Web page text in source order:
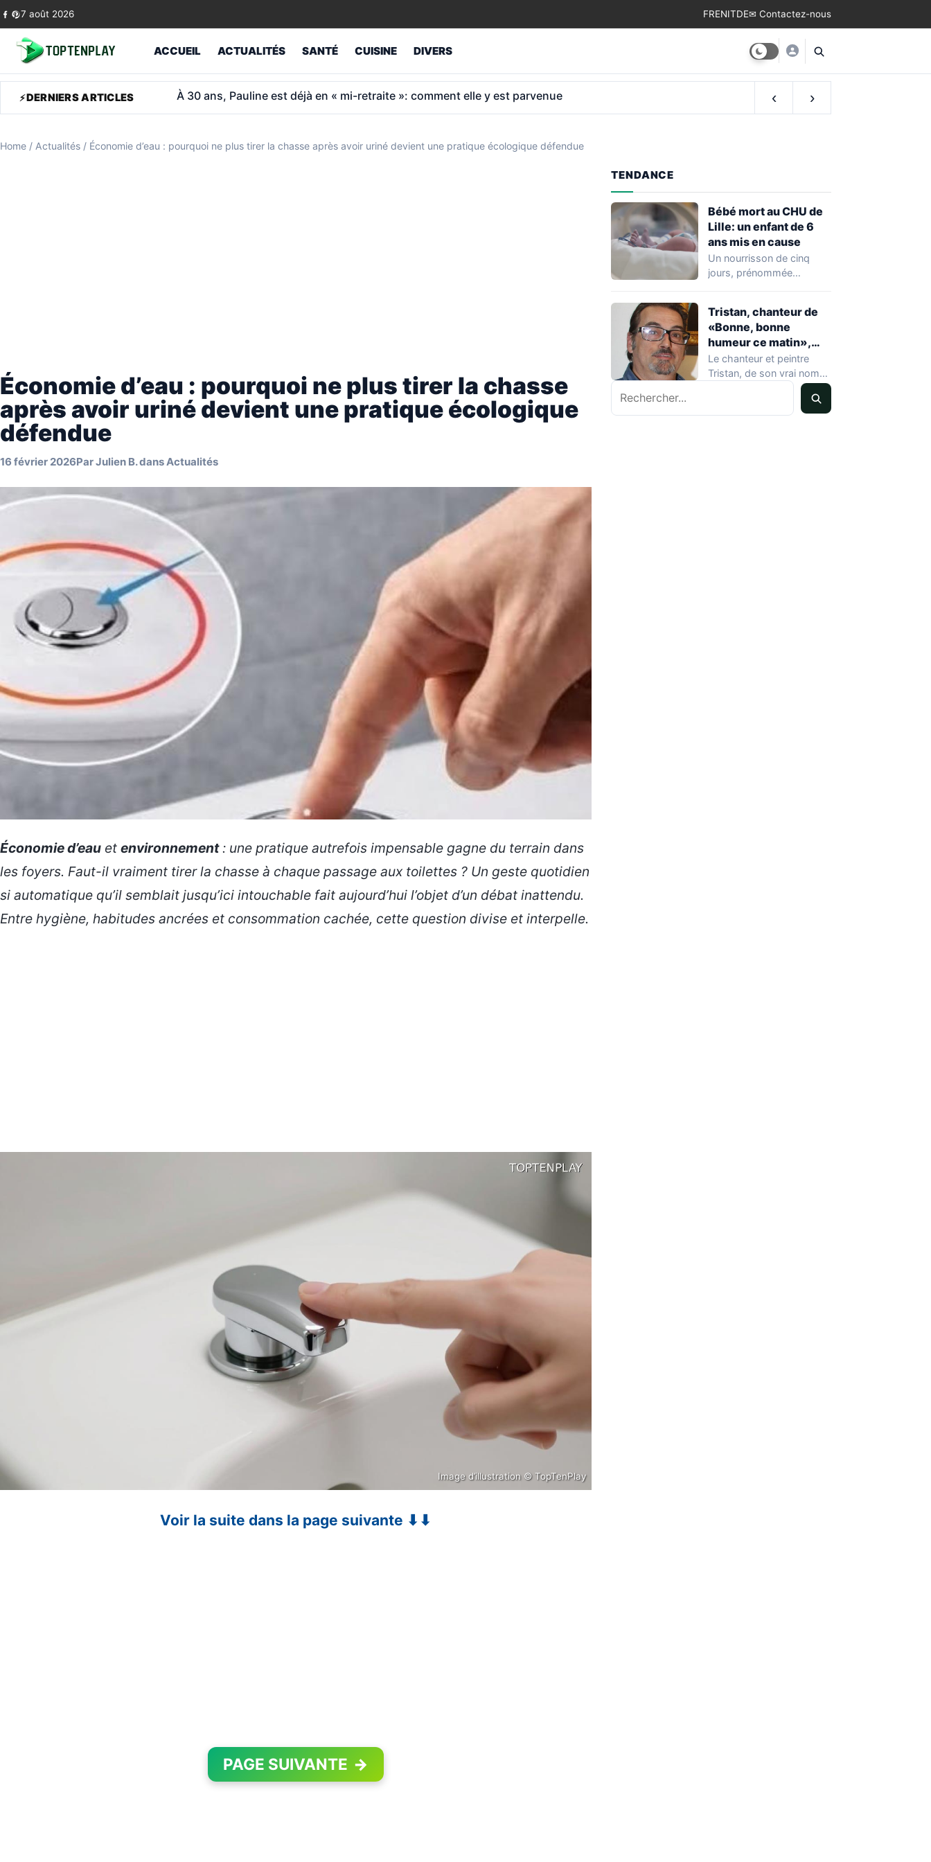
Skip to content
7 août 2026 FRENITDE✉ Contactez-nous
ACCUEIL ACTUALITÉS SANTÉ CUISINE DIVERS
DERNIERS ARTICLES Médecin généraliste libéral: 2 966 € de retraite à 65 ans après 40 ans ‹ ›
Home / Actualités / Économie d’eau : pourquoi ne plus tirer la chasse après avoir uriné devient une pratique écologique défendue
Économie d’eau : pourquoi ne plus tirer la chasse
après avoir uriné devient une pratique écologique
défendue
16 février 2026ParJulien B.dansActualités
Économie d’eau et environnement: une pratique autrefois impensable gagne du terrain dans
les foyers. Faut-il vraiment tirer la chasse à chaque passage aux toilettes ? Un geste quotidien
si automatique qu’il semblait jusqu’ici intouchable fait aujourd’hui l’objet d’un débat inattendu.
Entre hygiène, habitudes ancrées et consommation cachée, cette question divise et interpelle.
Image d’illustration © TopTenPlay
Voir la suite dans la page suivante ⬇⬇
PAGE SUIVANTE →
TENDANCE
Bébé mort au CHU de
Lille: un enfant de 6
ans mis en cause
Un nourrisson de cinq
jours, prénommée
Tristan, chanteur de
«Bonne, bonne
humeur ce matin»,
mort à 68 ans
Le chanteur et peintre
Tristan, de son vrai nom
Pascal Dequatremare, est